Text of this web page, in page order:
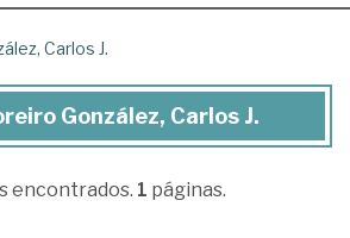
Carlos J.
González, Carlos J.
encontrados. 1 páginas.